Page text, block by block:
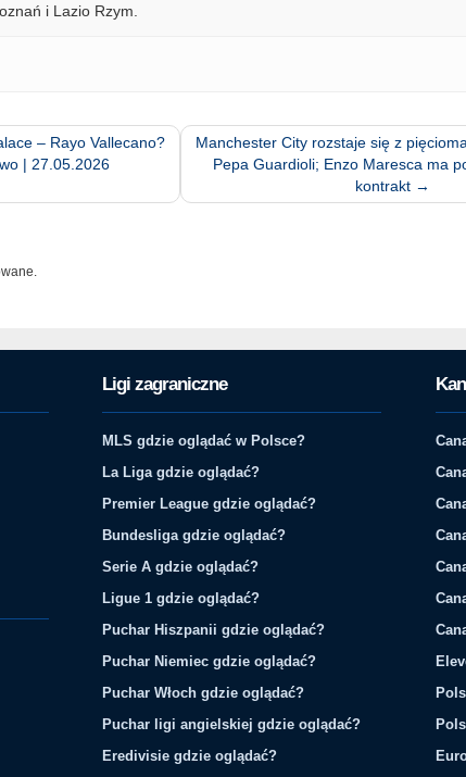
i Lazio Rzym.
– Rayo Vallecano?
| 27.05.2026
Manchester City rozstaje się z
Pepa Guardioli; Enzo Maresca ma
kontrakt →
Ligi zagraniczne
MLS gdzie oglądać w Polsce?
La Liga gdzie oglądać?
Premier League gdzie oglądać?
Bundesliga gdzie oglądać?
Serie A gdzie oglądać?
Ligue 1 gdzie oglądać?
Puchar Hiszpanii gdzie oglądać?
Puchar Niemiec gdzie oglądać?
Puchar Włoch gdzie oglądać?
Puchar ligi angielskiej gdzie oglądać?
Eredivisie gdzie oglądać?